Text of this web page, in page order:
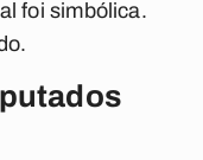
foi simbólica.